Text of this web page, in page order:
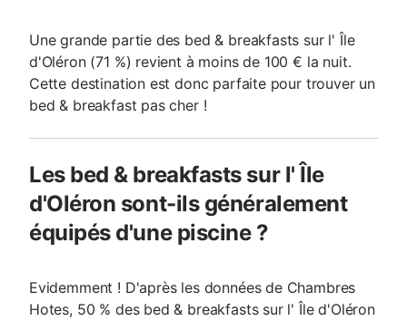
Une grande partie des bed & breakfasts sur l' Île
d'Oléron (71 %) revient à moins de 100 € la nuit.
Cette destination est donc parfaite pour trouver un
bed & breakfast pas cher !
Les bed & breakfasts sur l' Île
d'Oléron sont-ils généralement
équipés d'une piscine ?
Evidemment ! D'après les données de Chambres
Hotes, 50 % des bed & breakfasts sur l' Île d'Oléron